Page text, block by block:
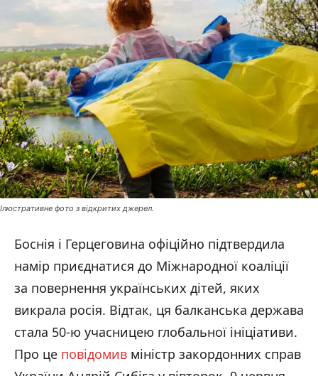
Ілюстративне фото з відкритих джерел.
Боснія і Герцеговина офіційно підтвердила
намір приєднатися до Міжнародної коаліції
за повернення українських дітей, яких
викрала росія. Відтак, ця балканська держава
стала 50-ю учасницею глобальної ініціативи.
Про це повідомив міністр закордонних справ